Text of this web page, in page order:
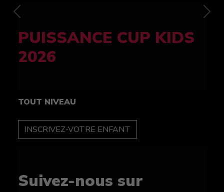
FELINE CUP 100%
féminine
TOUT NIVEAU
INSCRIPTION
Suivez-nous sur
Previous Next